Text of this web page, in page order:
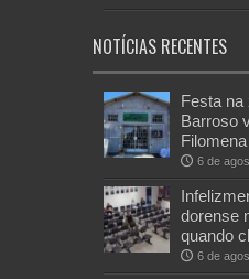
NOTÍCIAS RECENTES
Festa na
Barroso
Filomena
6 de
dorense
quando
6 de